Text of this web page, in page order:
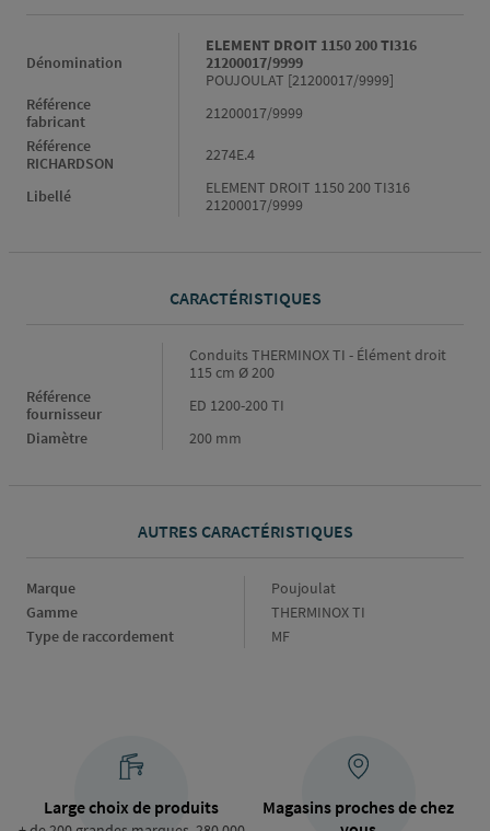
Dénomination
ELEMENT DROIT 1150 200 TI316
21200017/9999
POUJOULAT [21200017/9999]
Référence
fabricant
21200017/9999
Référence
RICHARDSON
2274E.4
Libellé
ELEMENT DROIT 1150 200 TI316
21200017/9999
CARACTÉRISTIQUES
Conduits THERMINOX TI - Élément droit
115 cm Ø 200
Référence
fournisseur
ED 1200-200 TI
Diamètre
200 mm
AUTRES CARACTÉRISTIQUES
Marque Marque
Poujoulat
Gamme
Gamme
THERMINOX TI
Type de raccordement
Type
MF
Large choix de produits
Magasins proches de chez